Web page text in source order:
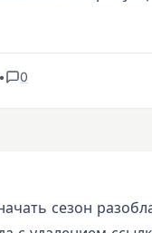
• 0
сезон